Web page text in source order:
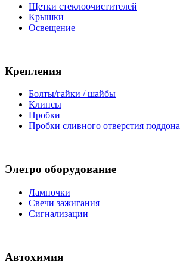
Щетки стеклоочистителей
Крышки
Освещение
Крепления
Болты/гайки / шайбы
Клипсы
Пробки
Пробки сливного отверстия поддона
Элетро оборудование
Лампочки
Свечи зажигания
Сигнализации
Автохимия